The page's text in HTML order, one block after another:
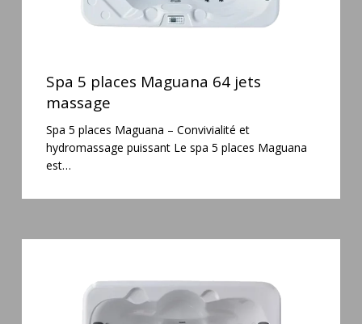
places
Maguana
massage
Spa 5 places Maguana 64 jets
massage
Spa 5 places Maguana – Convivialité et
hydromassage puissant Le spa 5 places Maguana
est…